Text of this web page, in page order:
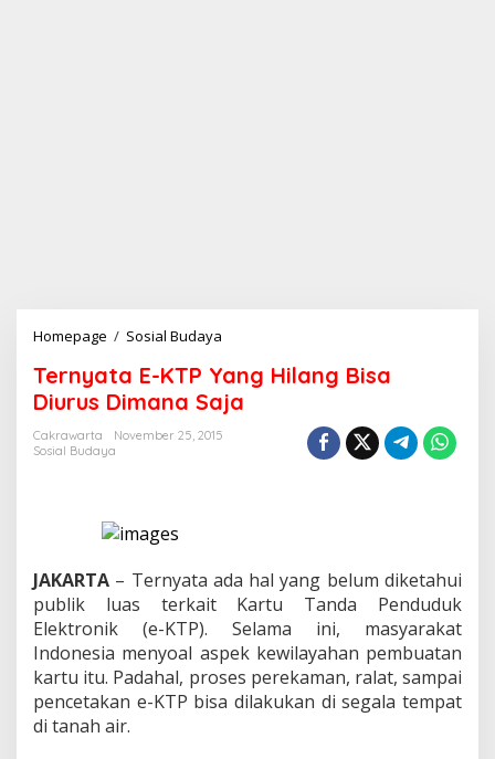
Homepage / Sosial Budaya
r
n
y
P
g
H
i
l
Ternyata E-KTP Yang Hilang Bisa
Diurus Dimana Saja
Cakrawarta
November 25, 2015
Sosial Budaya
JAKARTA – Ternyata ada hal yang belum diketahui
publik luas terkait Kartu Tanda Penduduk
Elektronik (e-KTP). Selama ini, masyarakat
Indonesia menyoal aspek kewilayahan pembuatan
kartu itu. Padahal, proses perekaman, ralat, sampai
pencetakan e-KTP bisa dilakukan di segala tempat
di tanah air.